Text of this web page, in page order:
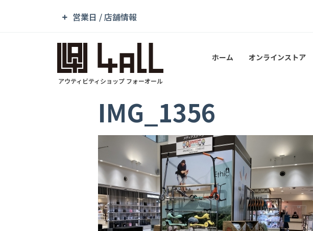
営業日 / 店舗情報
アウティビティショップ フォーオール
ホーム オンラインストア
IMG_1356